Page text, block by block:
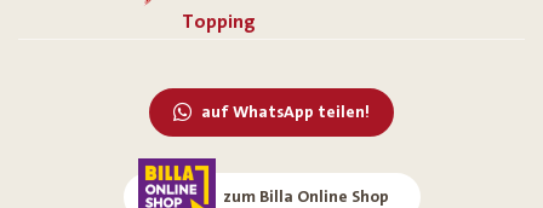
Topping
auf WhatsApp teilen!
zum Billa Online Shop